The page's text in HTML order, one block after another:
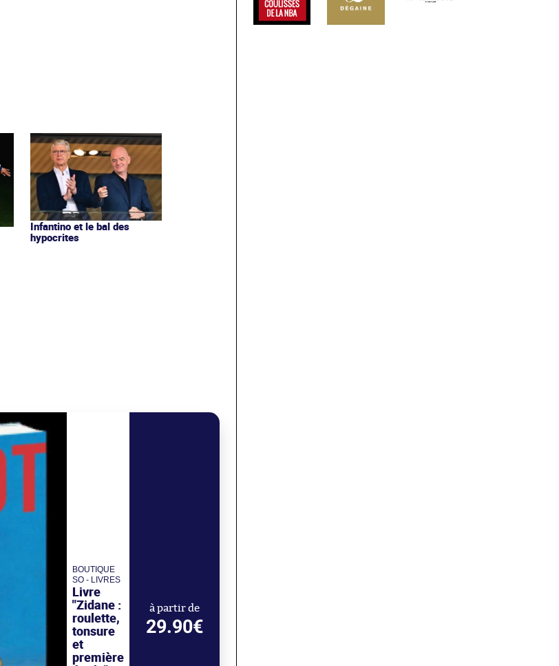
Infantino et le bal des
hypocrites
BOUTIQUE
SO - LIVRES
Livre
"Zidane :
roulette,
tonsure
et
première
à partir de
29.90€